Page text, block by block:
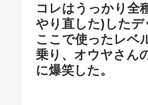
コレはうっかり全
やり直した)した
ここで使ったレベ
乗り、オウヤさん
に爆笑した。